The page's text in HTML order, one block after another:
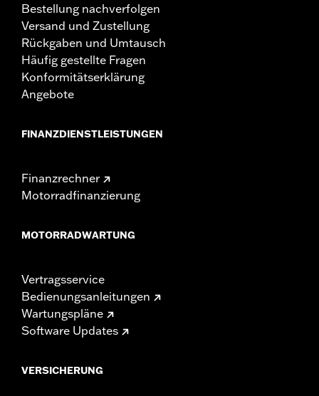
Bestellung nachverfolgen
Versand und Zustellung
Rückgaben und Umtausch
Häufig gestellte Fragen
Konformitätserklärung
Angebote
FINANZDIENSTLEISTUNGEN
Finanzrechner
Motorradfinanzierung
MOTORRADWARTUNG
Vertragsservice
Bedienungsanleitungen
Wartungspläne
Software Updates
VERSICHERUNG